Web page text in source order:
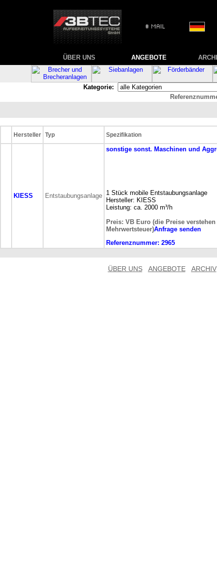
ÜBER UNS ANGEBOTE
Kategorie:
Hersteller Typ Spezifikation
KIESS Entstaubungsanlage
sonstige sonst. Maschinen und
1 Stück mobile Entstaubungsanlage
Hersteller: KIESS
Leistung: ca. 2000 m³/h
Preis: VB Euro (die Preise
Mehrwertsteuer)Anfrage senden
Referenznummer: 2965
ÜBER UNS ANGEBOTE ARCHIV